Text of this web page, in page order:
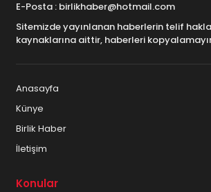
E-Posta : birlikhaber@hotmail.com
Sitemizde yayınlanan haberlerin telif
kaynaklarına aittir, haberleri
Anasayfa
Künye
Birlik Haber
İletişim
Konular